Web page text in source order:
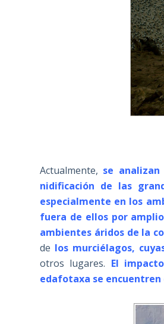
Actualmente, se
nidificación de las
especialmente en los
fuera de ellos por
ambientes áridos de la
de los murciélagos,
otros lugares. El
edafotaxa se